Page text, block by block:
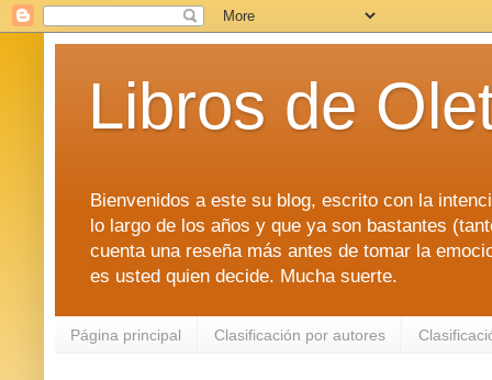
Libros de
Bienvenidos a este su blog, escrito con la
lo largo de los años y que ya son bastantes
cuenta una reseña más antes de tomar la
es usted quien decide. Mucha suerte.
Página principal Clasificación por autores